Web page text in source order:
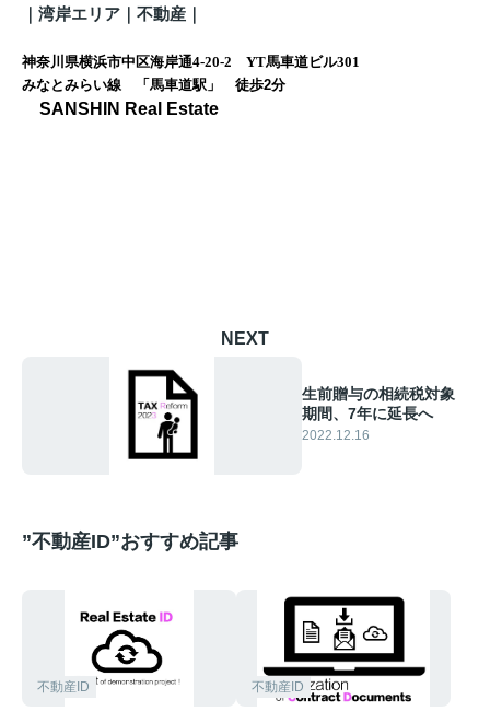
湾岸エリア｜不動産
神奈川県横浜市中区海岸通4-20-2 YT馬車道ビル301
みなとみらい線 「馬車道駅」 徒歩2分
SANSHIN Real Estate
NEXT
生前贈与の相続税対象
期間、7年に延長へ
2022.12.16
”不動産ID”おすすめ記事
不動産ID 不動産ID